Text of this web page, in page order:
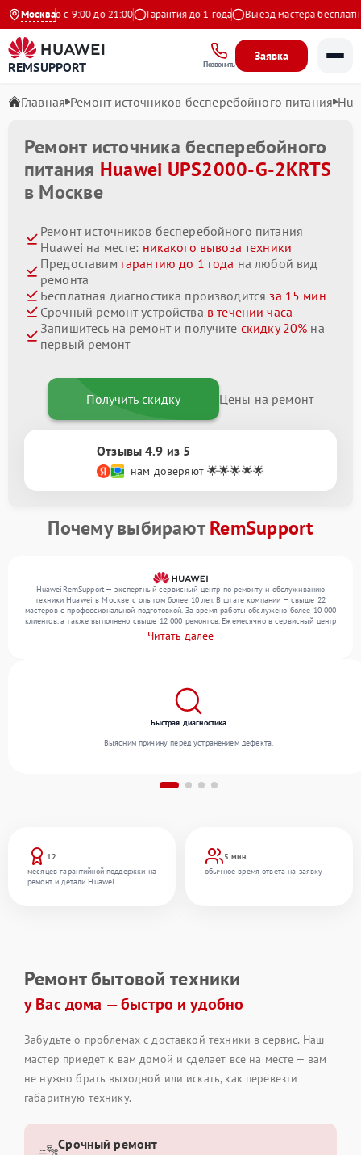
Москвас 9:00 до 21:00 Гарантия до 1 года Выезд мастера бесплатно
REMSUPPORT Позвонить
Заявка
Главная Ремонт источников бесперебойного питания
Ремонт источника бесперебойного
питания Huawei UPS2000-G-2KRTS
в Москве
Ремонт источников бесперебойного питания
Huawei на месте: никакого вывоза техники
Предоставим гарантию до 1 года на любой вид
ремонта
Бесплатная диагностика производитсяза 15 мин
Срочный ремонт устройства в течении часа
Запишитесь на ремонт и получите скидку 20% на
первый ремонт
Получить скидку Цены на ремонт
Отзывы 4.9 из 5
нам доверяют 🌟🌟🌟🌟🌟
Почему выбираютRemSupport
HuaweiRemSupport — экспертный сервисный центр по ремонту и обслуживанию
техники Huawei в Москве с опытом более 10 лет. В штате компании — свыше 22
мастеров с профессиональной подготовкой. За время работы обслужено более 10 000
клиентов, а также выполнено свыше 12 000 ремонтов. Ежемесячно в сервисный центр
поступает свыше 300 единиц техники, включая , , . Мы выполняем ремонт различного
уровня сложности и гарантируем высокое качество обслуживания благодаря опыту
Читать далее
12
месяцев гарантийной поддержки на
ремонт и детали Huawei
5 мин
обычное время ответа на заявку
Быстрая диагностика
Выясним причину перед устранением дефекта.
Ремонт бытовой техники
у Вас дома — быстро и удобно
Забудьте о проблемах с доставкой техники в сервис. Наш
мастер приедет к вам домой и сделает всё на месте — вам
не нужно брать выходной или искать, как перевезти
габаритную технику.
Срочный ремонт